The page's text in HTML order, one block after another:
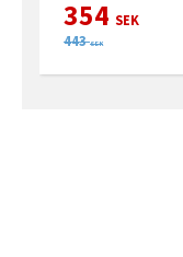
354 SEK
443 SEK